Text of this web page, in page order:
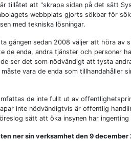
tillåtet att "skrapa sidan på det sätt
webbplats gjorts sökbar för
med tekniska lösningar.
gången sedan 2008 väljer att höra av
de enda, andra tjänster och personer
ser det som nödvändigt att tysta
vara de enda som tillhandahåller
de inte fullt ut av
inte nödvändigtvis är offentlig
sätt att öka insynen har ingenting
ner sin verksamhet den 9 december